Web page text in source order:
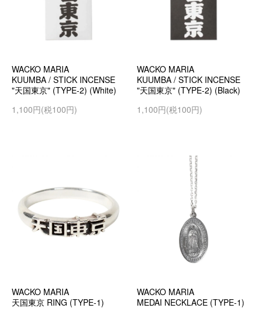
WACKO MARIA
KUUMBA / STICK INCENSE
"天国東京" (TYPE-2) (White)
1,100円(税100円)
WACKO MARIA
KUUMBA / STICK INCENSE
"天国東京" (TYPE-2) (Black)
1,100円(税100円)
WACKO MARIA
天国東京 RING (TYPE-1)
WACKO MARIA
MEDAI NECKLACE (TYPE-1)